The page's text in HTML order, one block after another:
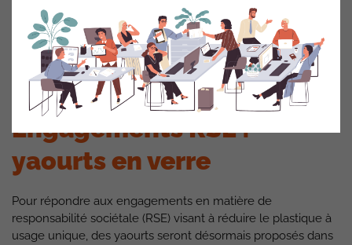
légumes aux salariés du site de Nanterre n’a pas rencontré
le succès escompté, avec seulement 8 paniers vendus. Des
réflexions seront menées pour comprendre et améliorer
cette offre.
Engagements RSE :
yaourts en verre
Pour répondre aux engagements en matière de
responsabilité sociétale (RSE) visant à réduire le plastique à
usage unique, des yaourts seront désormais proposés dans